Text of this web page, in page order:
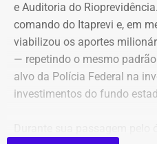
Declaração de bens de
Reprodução/
e Auditoria do
comando do Itaprevi e, em
viabilizou os aportes
— repetindo o mesmo
alvo da Polícia Federal na
investimentos do fundo